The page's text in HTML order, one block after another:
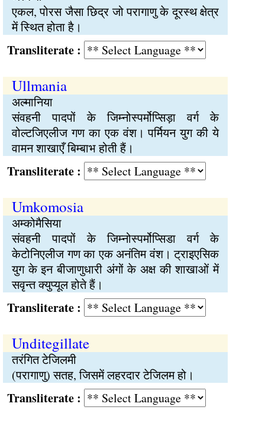
एकल, पोरस जैसा छिद्र जो परागाणु के दूरस्थ क्षेत्र
में स्थित होता है।
:
Ullmania
अल्मानिया
संवहनी पादपों के जिम्नोस्पर्मोप्सिड़ा वर्ग के
वोल्टजिएलीज गण का एक वंश। पर्मियन युग की ये
वामन शाखाएँ बिम्बाभ होती हैं।
:
Umkomosia
अम्कोमैसिया
संवहनी पादपों के जिम्नोस्पर्मोप्सिडा वर्ग के
केटोनिएलीज गण का एक अनंतिम वंश। ट्राइएसिक
युग के इन बीजाणुधारी अंगों के अक्ष की शाखाओं में
सवृन्त क्युप्यूल होते हैं।
:
Unditegillate
तरंगित टेजिलमी
(परागाणु) सतह, जिसमें लहरदार टेजिलम हो।
: